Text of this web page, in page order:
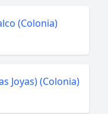
(Colonia)
Joyas) (Colonia)